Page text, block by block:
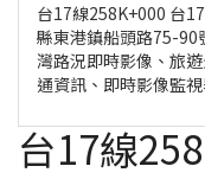
台17線258K+000 台
縣東港鎮船頭路75-90
灣路況即時影像、旅
通資訊、即時影像監
台17線